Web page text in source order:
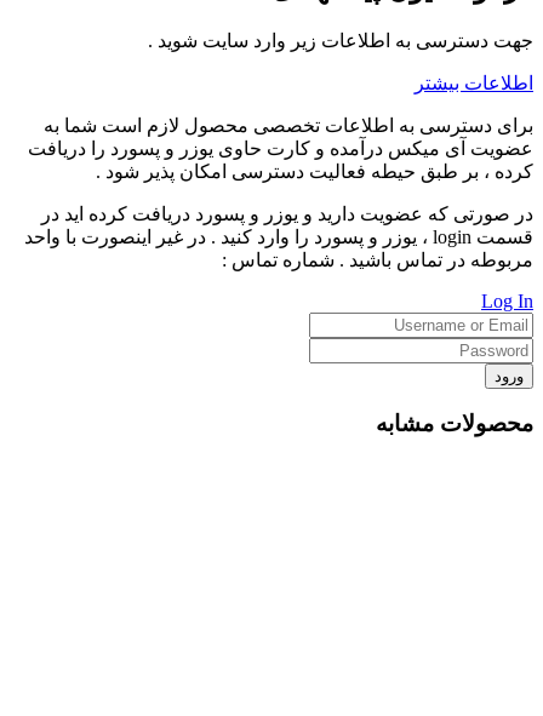
جهت دسترسی به اطلاعات زیر وارد سایت شوید .
اطلاعات بیشتر
برای دسترسی به اطلاعات تخصصی محصول لازم است شما به
عضویت آی میکس درآمده و کارت حاوی یوزر و پسورد را دریافت
کرده ، بر طبق حیطه فعالیت دسترسی امکان پذیر شود .
در صورتی که عضویت دارید و یوزر و پسورد دریافت کرده اید در
قسمت login ، یوزر و پسورد را وارد کنید . در غیر اینصورت با واحد
مربوطه در تماس باشید . شماره تماس :
Log In
ورود
محصولات مشابه